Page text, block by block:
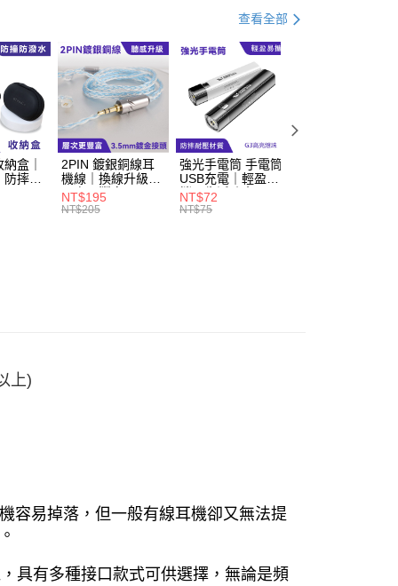
滿NT$598(含以上)免運費
滿NT$800(含以上)免運費
查看全部
盒｜
防摔防
2PIN 鍍銀銅線耳
機線｜換線升級、
層次更豐富
NT$195
NT$205
強光手電筒 手電筒
USB充電｜輕盈易
攜、生活防水
NT$72
NT$75
上)
容易掉落，但一般有線耳機卻又無法提
有多種接口款式可供選擇，無論是頻